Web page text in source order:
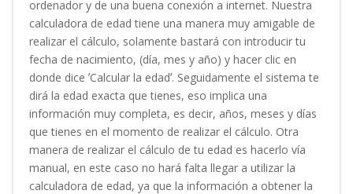
ordenador y de una buena conexión a internet. Nuestra
calculadora de edad tiene una manera muy amigable de
realizar el cálculo, solamente bastará con introducir tu
fecha de nacimiento, (día, mes y año) y hacer clic en
donde dice ʼCalcular la edadʼ. Seguidamente el sistema te
dirá la edad exacta que tienes, eso implica una
información muy completa, es decir, años, meses y días
que tienes en el momento de realizar el cálculo. Otra
manera de realizar el cálculo de tu edad es hacerlo vía
manual, en este caso no hará falta llegar a utilizar la
calculadora de edad, ya que la información a obtener la